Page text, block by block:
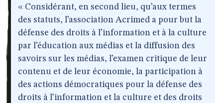
« Considérant, en second lieu, qu’aux termes
des statuts, l’association Acrimed a pour but la
défense des droits à l’information et à la culture
par l’éducation aux médias et la diffusion des
savoirs sur les médias, l’examen critique de leur
contenu et de leur économie, la participation à
des actions démocratiques pour la défense des
droits à l’information et la culture et des droits